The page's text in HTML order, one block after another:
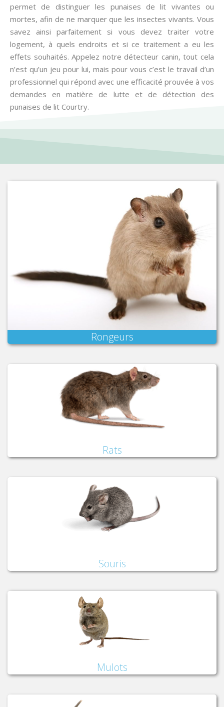
permet de distinguer les punaises de lit vivantes ou
mortes, afin de ne marquer que les insectes vivants. Vous
savez ainsi parfaitement si vous devez traiter votre
logement, à quels endroits et si ce traitement a eu les
effets souhaités. Appelez notre détecteur canin, tout cela
n’est qu’un jeu pour lui, mais pour vous c’est le travail d’un
professionnel qui répond avec une efficacité prouvée à vos
demandes en matière de lutte et de détection des
punaises de lit Courtry.
Rongeurs
Rats
Souris
Mulots